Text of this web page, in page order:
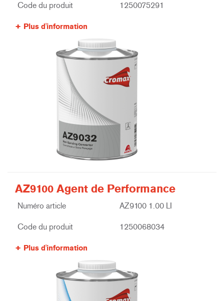
Code du produit 1250075291
Plus d'information
AZ9100 Agent de Performance
Numéro article AZ9100 1.00 LI
Code du produit 1250068034
Plus d'information